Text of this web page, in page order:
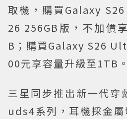
取機，購買Galaxy
26 256GB版，不加價
B；購買Galaxy S26
00元享容量升級至1TB。
三星同步推出新一代穿
uds4系列，耳機採金